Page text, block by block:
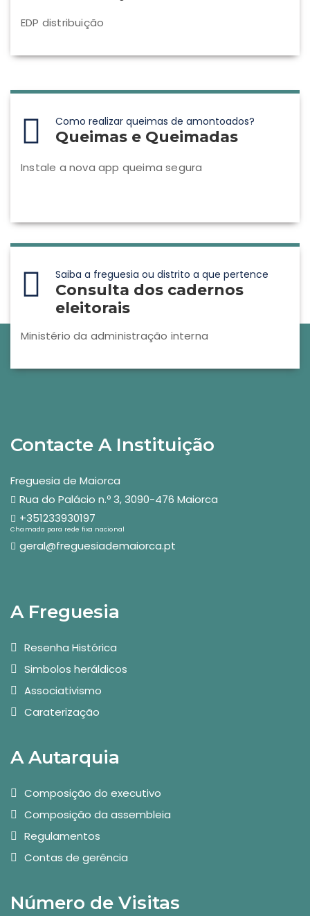
EDP distribuição
Como realizar queimas de amontoados?
Queimas e Queimadas
Instale a nova app queima segura
Saiba a freguesia ou distrito a que pertence
Consulta dos cadernos
eleitorais
Ministério da administração interna
Contacte A Instituição
Freguesia de Maiorca
Rua do Palácio n.º 3, 3090-476 Maiorca
+351233930197
Chamada para rede fixa nacional
geral@freguesiademaiorca.pt
A Freguesia
Resenha Histórica
Simbolos heráldicos
Associativismo
Caraterização
A Autarquia
Composição do executivo
Composição da assembleia
Regulamentos
Contas de gerência
Número de Visitas